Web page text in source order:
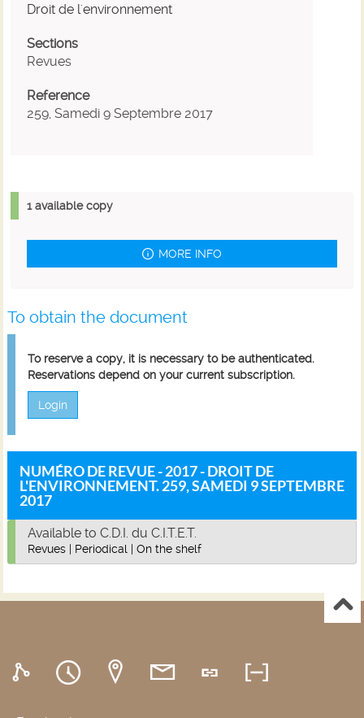
Droit de l'environnement
Sections
Revues
Reference
259, Samedi 9 Septembre 2017
1 available copy
MORE INFO
To obtain the document
To reserve a copy, it is necessary to be authenticated.
Reservations depend on your current subscription.
Login
NUMÉRO DE REVUE - 2017 - DROIT DE
L'ENVIRONNEMENT. 259, SAMEDI 9 SEPTEMBRE
2017
Available to C.D.I. du C.I.T.E.T.
Revues | Periodical | On the shelf